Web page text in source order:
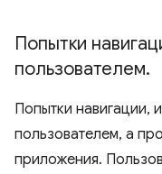
Попытки
пользователем.
Попытки навигации,
пользователем, а
приложения.